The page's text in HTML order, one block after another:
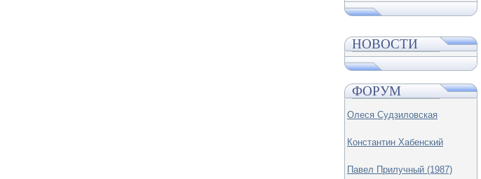
НОВОСТИ
ФОРУМ
Олеся Судзиловская
Константин Хабенский
Павел Прилучный (1987)